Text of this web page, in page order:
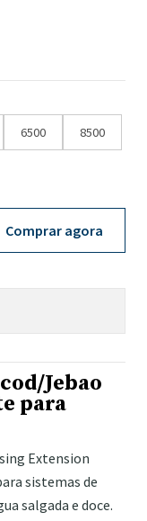
6500 8500
Comprar agora
Jebao
para
Extension
sistemas de
salgada e doce.